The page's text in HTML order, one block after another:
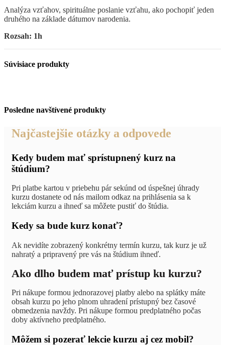
dátumu
narodenia
Analýza vzťahov, spirituálne poslanie vzťahu, ako pochopiť jeden
druhého na základe dátumov narodenia.
Rozsah: 1h
Súvisiace produkty
Posledne navštívené produkty
Najčastejšie otázky a odpovede
Kedy budem mať sprístupnený kurz na
štúdium?
Pri platbe kartou v priebehu pár sekúnd od úspešnej úhrady
kurzu dostanete od nás mailom odkaz na prihlásenia sa k
lekciám kurzu a ihneď sa môžete pustiť do štúdia.
Kedy sa bude kurz konať?
Ak nevidíte zobrazený konkrétny termín kurzu, tak kurz je už
nahratý a pripravený pre vás na štúdium ihneď.
Ako dlho budem mať prístup ku kurzu?
Pri nákupe formou jednorazovej platby alebo na splátky máte
obsah kurzu po jeho plnom uhradení prístupný bez časové
obmedzenia navždy. Pri nákupe formou predplatného počas
doby aktívneho predplatného.
Môžem si pozerať lekcie kurzu aj cez mobil?